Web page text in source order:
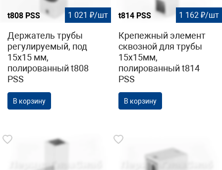
t808 PSS 1 021 ₽/шт
Держатель трубы
регулируемый, под
15х15 мм,
полированный t808
PSS
В корзину
t814 PSS 1 162 ₽/шт
Крепежный элемент
сквозной для трубы
15х15мм,
полированный t814
PSS
В корзину